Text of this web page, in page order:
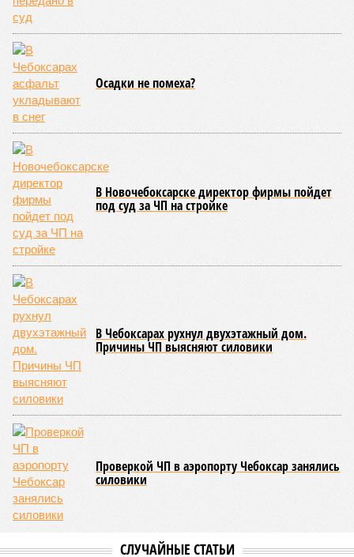
Осадки не помеха?
В Новочебоксарске директор фирмы пойдет
под суд за ЧП на стройке
В Чебоксарах рухнул двухэтажный дом.
Причины ЧП выясняют силовики
Проверкой ЧП в аэропорту Чебоксар занялись
силовики
СЛУЧАЙНЫЕ СТАТЬИ